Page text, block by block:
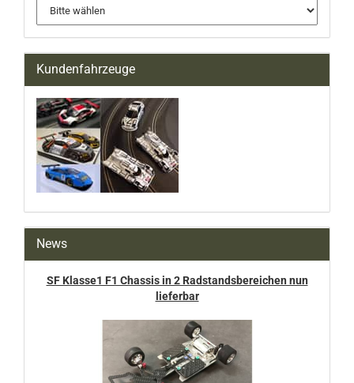
Kundenfahrzeuge
News
SF Klasse1 F1 Chassis in 2 Radstandsbereichen nun
lieferbar